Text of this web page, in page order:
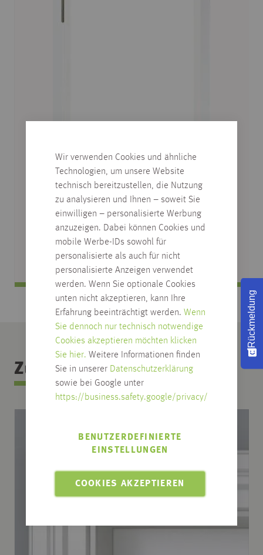
Wir verwenden Cookies und ähnliche
Technologien, um unsere Website
technisch bereitzustellen, die Nutzung
zu analysieren und Ihnen – soweit Sie
einwilligen – personalisierte Werbung
anzuzeigen. Dabei können Cookies und
mobile Werbe-IDs sowohl für
personalisierte als auch für nicht
personalisierte Anzeigen verwendet
werden. Wenn Sie optionale Cookies
unten nicht akzeptieren, kann Ihre
Erfahrung beeinträchtigt werden. Wenn
Sie dennoch nur technisch notwendige
Cookies akzeptieren möchten klicken
Sie hier. Weitere Informationen finden
Sie in unserer Datenschutzerklärung
sowie bei Google unter
https://business.safety.google/privacy/
COOKIES AKZEPTIEREN
BENUTZERDEFINIERTE
EINSTELLUNGEN
TÜRZARGE, WEISSLACK ÄHNL. R
AL 9016, RUNDKANTE KR
verschiedene Abmessungen
Zubehör Kategorie
Rückmeldung